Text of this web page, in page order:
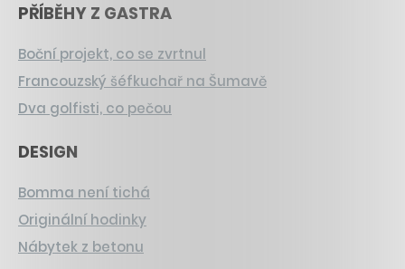
PŘÍBĚHY Z GASTRA
Boční projekt, co se zvrtnul
Francouzský šéfkuchař na Šumavě
Dva golfisti, co pečou
DESIGN
Bomma není tichá
Originální hodinky
Nábytek z betonu